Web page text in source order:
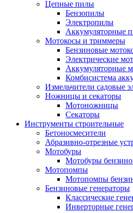
Цепные пилы
Бензопилы
Электропилы
Аккумуляторные
Мотокосы и триммеры
Бензиновые
Электрические
Аккумуляторные
Комбисистема
Измельчители садовые
Ножницы и секаторы
Мотоножницы
Секаторы
Инструменты строительные
Бетоносмесители
Абразивно-отрезные
Мотобуры
Мотобуры
Мотопомпы
Мотопомпы
Бензиновые генераторы
Классические
Инверторные